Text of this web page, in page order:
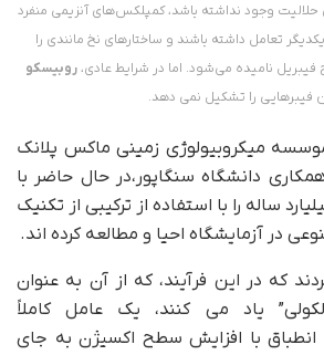
حلالیت وجود نداشته باشد، کمپلکس‌های آنزیمی منفرد
تعامل داشته باشند و ساختارهای نخ مانندی را
نامیده می‌شود. اما در شرایط عادی،روبیسکو
فیبرهایی را تشکیل نمی دهد.
میکروبیولوژی زمینی ماکس پلانک
همکاری دانشگاه سنگاپور،در حال حاضر با
ساله را با استفاده از ترکیبی از تکنیک
در آزمایشگاه احیا و مطالعه کرده اند‌.
که در این فرآیند، که از آن به عنوان
یاد می کنند، یک عامل کاملاً
انطباق با افزایش سطح اکسیژن به جای